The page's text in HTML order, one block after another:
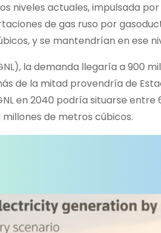
niveles actuales, impulsada
de gas ruso por
y se mantendrían en ese
la demanda llegaría a 900
de la mitad provendría de
en 2040 podría situarse
de metros cúbicos.